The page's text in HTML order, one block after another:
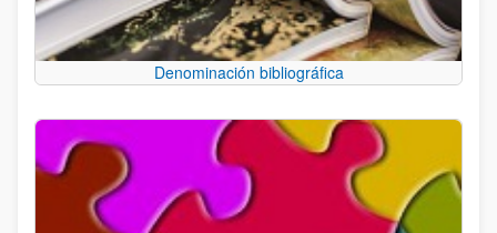
Denominación bibliográfica